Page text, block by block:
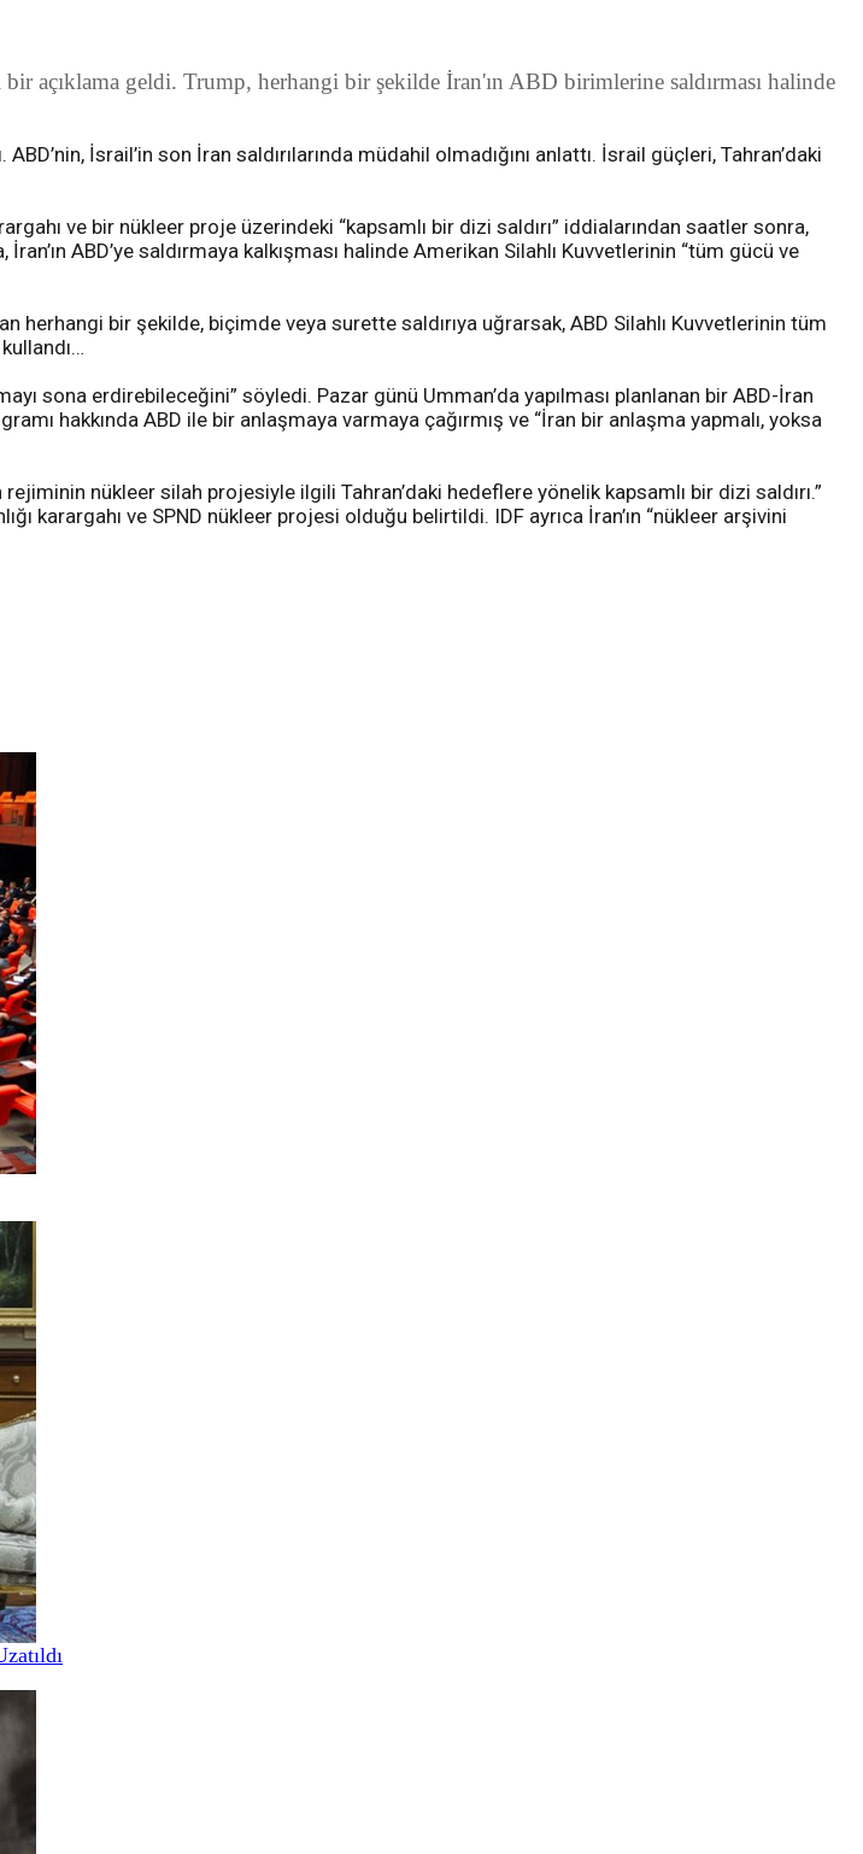
açıklama geldi. Trump, herhangi bir şekilde İran'ın ABD birimlerine saldırması halinde
İsrail’in son İran saldırılarında müdahil olmadığını anlattı. İsrail güçleri, Tahran’daki
ve bir nükleer proje üzerindeki “kapsamlı bir dizi saldırı” iddialarından saatler sonra,
ABD’ye saldırmaya kalkışması halinde Amerikan Silahlı Kuvvetlerinin “tüm gücü ve
herhangi bir şekilde, biçimde veya surette saldırıya uğrarsak, ABD Silahlı Kuvvetlerinin tüm
sona erdirebileceğini” söyledi. Pazar günü Umman’da yapılması planlanan bir ABD-İran
hakkında ABD ile bir anlaşmaya varmaya çağırmış ve “İran bir anlaşma yapmalı, yoksa
nükleer silah projesiyle ilgili Tahran’daki hedeflere yönelik kapsamlı bir dizi saldırı.”
karargahı ve SPND nükleer projesi olduğu belirtildi. IDF ayrıca İran’ın “nükleer arşivini